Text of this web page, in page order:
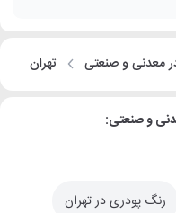
معدنی و صنعتی تهران
و صنعتی:
رنگ پودری در تهران